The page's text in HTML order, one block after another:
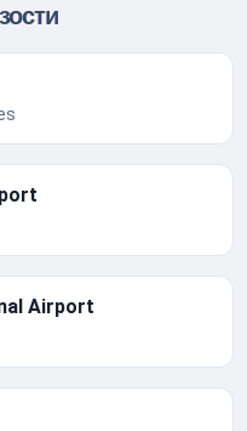
Airport